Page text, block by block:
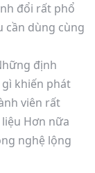
đổi rất phổ
cần dùng cùng
định
khiến phát
viên rất
Hơn nữa
nghệ lộng